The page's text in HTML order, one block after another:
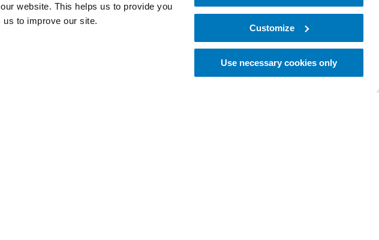
website. This helps us to provide you
us to improve our site.
Customize
Use necessary cookies only